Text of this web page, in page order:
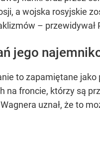
a wojska rosyjskie
– przewidywał
jego
to zapamiętane
na froncie, którzy są
uznał, że to